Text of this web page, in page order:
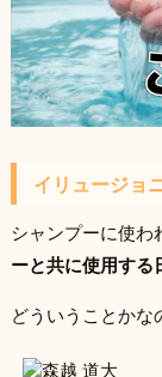
イリュージョ
シャンプーに使わ
ーと共に使用する
どういうことかな